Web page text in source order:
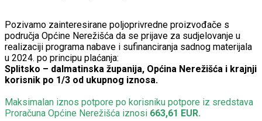
Pozivamo zainteresirane poljoprivredne proizvođače s
područja Općine Nerežišća da se prijave za sudjelovanje u
realizaciji programa nabave i sufinanciranja sadnog materijala
u 2024. po principu plaćanja:
Splitsko – dalmatinska županija, Općina Nerežišća i krajnji
korisnik po 1/3 od ukupnog iznosa.
Maksimalan iznos potpore po korisniku potpore iz sredstava
Proračuna Općine Nerežišća iznosi 663,61 EUR.